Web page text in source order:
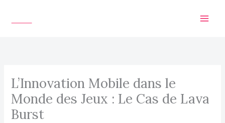
L’Innovation Mobile dans le
Monde des Jeux : Le Cas de Lava
Burst